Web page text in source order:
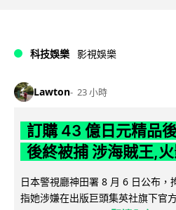
科技娛樂 影視娛樂
Lawton 23 小時
訂購 43 億日元精品
後終被捕 涉海賊王,
日本警視廳神田署 8 月 6 日公布，
指她涉嫌在出版巨頭集英社旗下官